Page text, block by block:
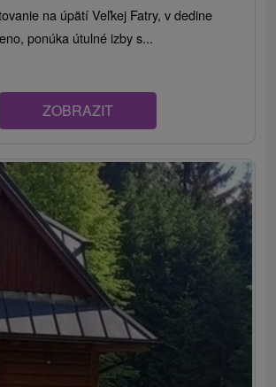
na úpätí Veľkej Fatry, v dedine
ponúka útulné izby s...
ZOBRAZIT